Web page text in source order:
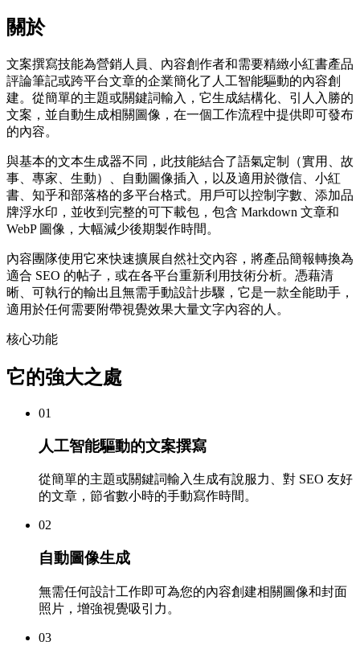
關於
文案撰寫技能為營銷人員、內容創作者和需要精緻小紅書產品
評論筆記或跨平台文章的企業簡化了人工智能驅動的內容創
建。從簡單的主題或關鍵詞輸入，它生成結構化、引人入勝的
文案，並自動生成相關圖像，在一個工作流程中提供即可發布
的內容。
與基本的文本生成器不同，此技能結合了語氣定制（實用、故
事、專家、生動）、自動圖像插入，以及適用於微信、小紅
書、知乎和部落格的多平台格式。用戶可以控制字數、添加品
牌浮水印，並收到完整的可下載包，包含 Markdown 文章和
WebP 圖像，大幅減少後期製作時間。
內容團隊使用它來快速擴展自然社交內容，將產品簡報轉換為
適合 SEO 的帖子，或在各平台重新利用技術分析。憑藉清
晰、可執行的輸出且無需手動設計步驟，它是一款全能助手，
適用於任何需要附帶視覺效果大量文字內容的人。
核心功能
它的強大之處
01
人工智能驅動的文案撰寫
從簡單的主題或關鍵詞輸入生成有說服力、對 SEO 友好
的文章，節省數小時的手動寫作時間。
02
自動圖像生成
無需任何設計工作即可為您的內容創建相關圖像和封面
照片，增強視覺吸引力。
03